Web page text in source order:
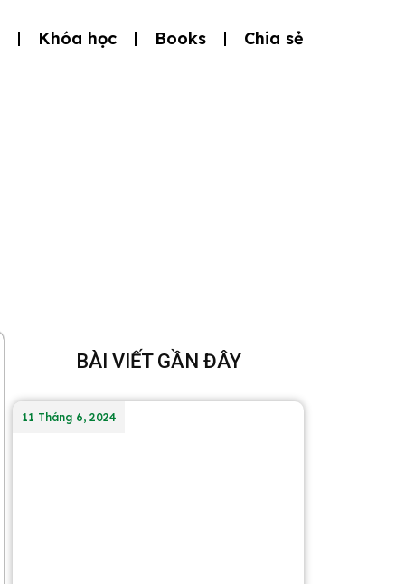
Khóa học Books Chia sẻ
BÀI VIẾT GẦN ĐÂY
11 Tháng 6, 2024